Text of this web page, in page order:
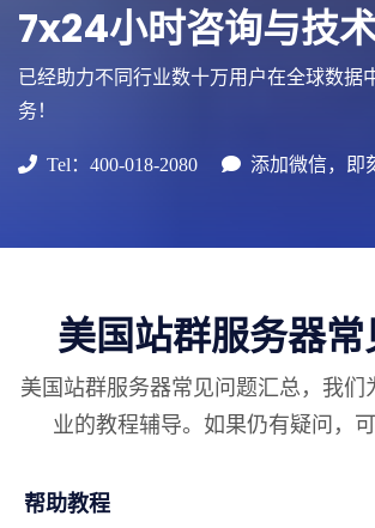
7x24小时咨询与技
已经助力不同行业数十万用户在全球数据
务！
Tel：400-018-2080 添加微信，即
美国站群服务器
美国站群服务器常见问题汇总，我们
业的教程辅导。如果仍有疑问，可
帮助教程